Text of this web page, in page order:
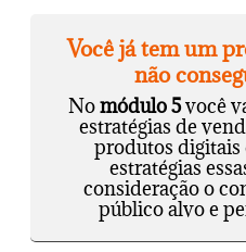
Você já tem um
não
Nomódulo 5você
estratégias de
produtos digitais
estratégias
consideração o
público alvo e